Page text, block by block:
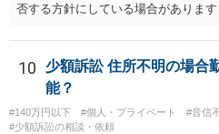
否する方針にしている場合がありま
10
少額訴訟 住所不明の場合
能？
#140万円以下 #個人・プライベート
#音信
#少額訴訟の相談・依頼